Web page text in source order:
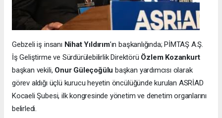
Gebzeli iş insanı Nihat Yıldırım’ın başkanlığında; PİMTAŞ A.Ş.
İş Geliştirme ve Sürdürülebilirlik Direktörü Özlem Kozankurt
başkan vekili, Onur Güleçoğülu başkan yardımcısı olarak
görev aldığı üçlü kurucu heyetin öncülüğünde kurulan ASRİAD
Kocaeli Şubesi, ilk kongresinde yönetim ve denetim organlarını
belirledi.